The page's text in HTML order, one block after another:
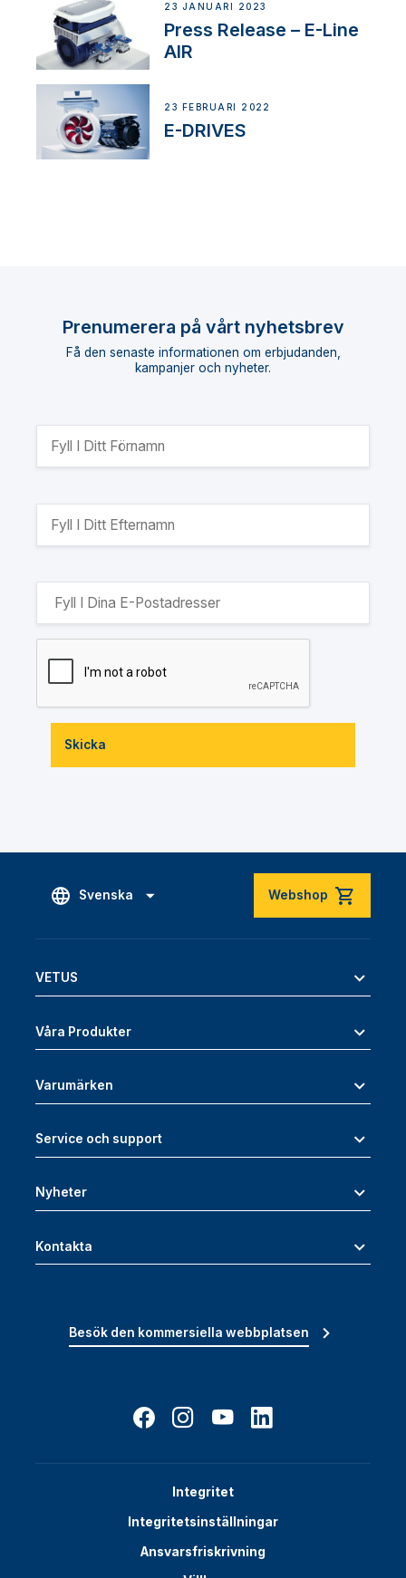
23 JANUARI 2023
Press Release – E-Line
AIR
23 FEBRUARI 2022
E-DRIVES
Prenumerera på vårt nyhetsbrev
Få den senaste informationen om erbjudanden,
kampanjer och nyheter.
Skicka
Svenska Webshop
VETUS
Våra Produkter
Varumärken
Service och support
Nyheter
Kontakta
Besök den kommersiella webbplatsen
Integritet
Integritetsinställningar
Ansvarsfriskrivning